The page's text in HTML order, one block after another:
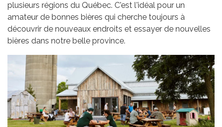
plusieurs régions du Québec. C'est l'idéal pour un
amateur de bonnes bières qui cherche toujours à
découvrir de nouveaux endroits et essayer de nouvelles
bières dans notre belle province.